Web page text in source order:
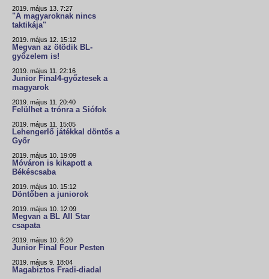
2019. május 13. 7:27
"A magyaroknak nincs
taktikája"
2019. május 12. 15:12
Megvan az ötödik BL-
győzelem is!
2019. május 11. 22:16
Junior Final4-győztesek a
magyarok
2019. május 11. 20:40
Felülhet a trónra a Siófok
2019. május 11. 15:05
Lehengerlő játékkal döntős a
Győr
2019. május 10. 19:09
Móváron is kikapott a
Békéscsaba
2019. május 10. 15:12
Döntőben a juniorok
2019. május 10. 12:09
Megvan a BL All Star
csapata
2019. május 10. 6:20
Junior Final Four Pesten
2019. május 9. 18:04
Magabiztos Fradi-diadal